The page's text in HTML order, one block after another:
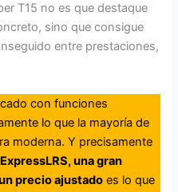
T15 no es que destaque
sino que consigue
entre prestaciones,
con funciones
lo que la mayoría de
moderna. Y precisamente
una gran
precio ajustado es lo que